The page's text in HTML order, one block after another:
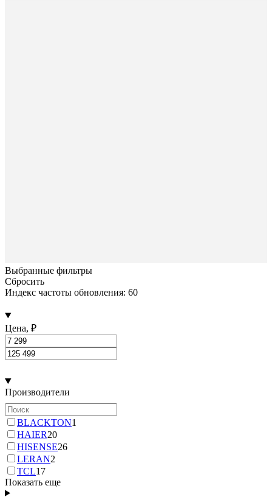
Выбранные фильтры
Сбросить
Индекс частоты обновления: 60
Цена, ₽
Производители
BLACKTON1
HAIER20
HISENSE26
LERAN2
TCL17
Показать еще